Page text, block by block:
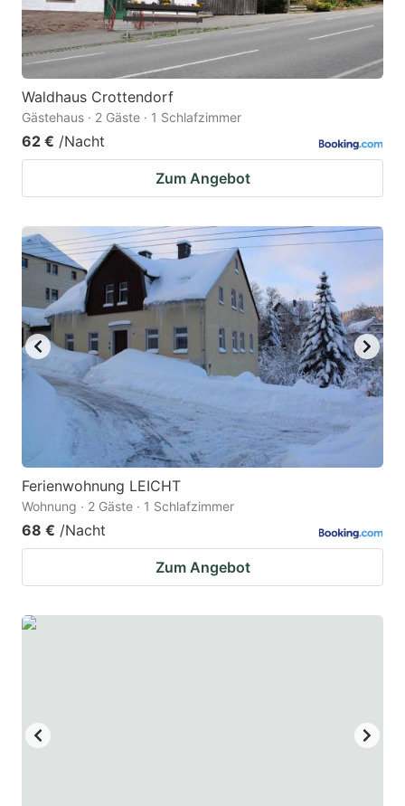
Waldhaus Crottendorf
Gästehaus · 2 Gäste · 1 Schlafzimmer
62 € /Nacht
Zum Angebot
Ferienwohnung LEICHT
Wohnung · 2 Gäste · 1 Schlafzimmer
68 € /Nacht
Zum Angebot